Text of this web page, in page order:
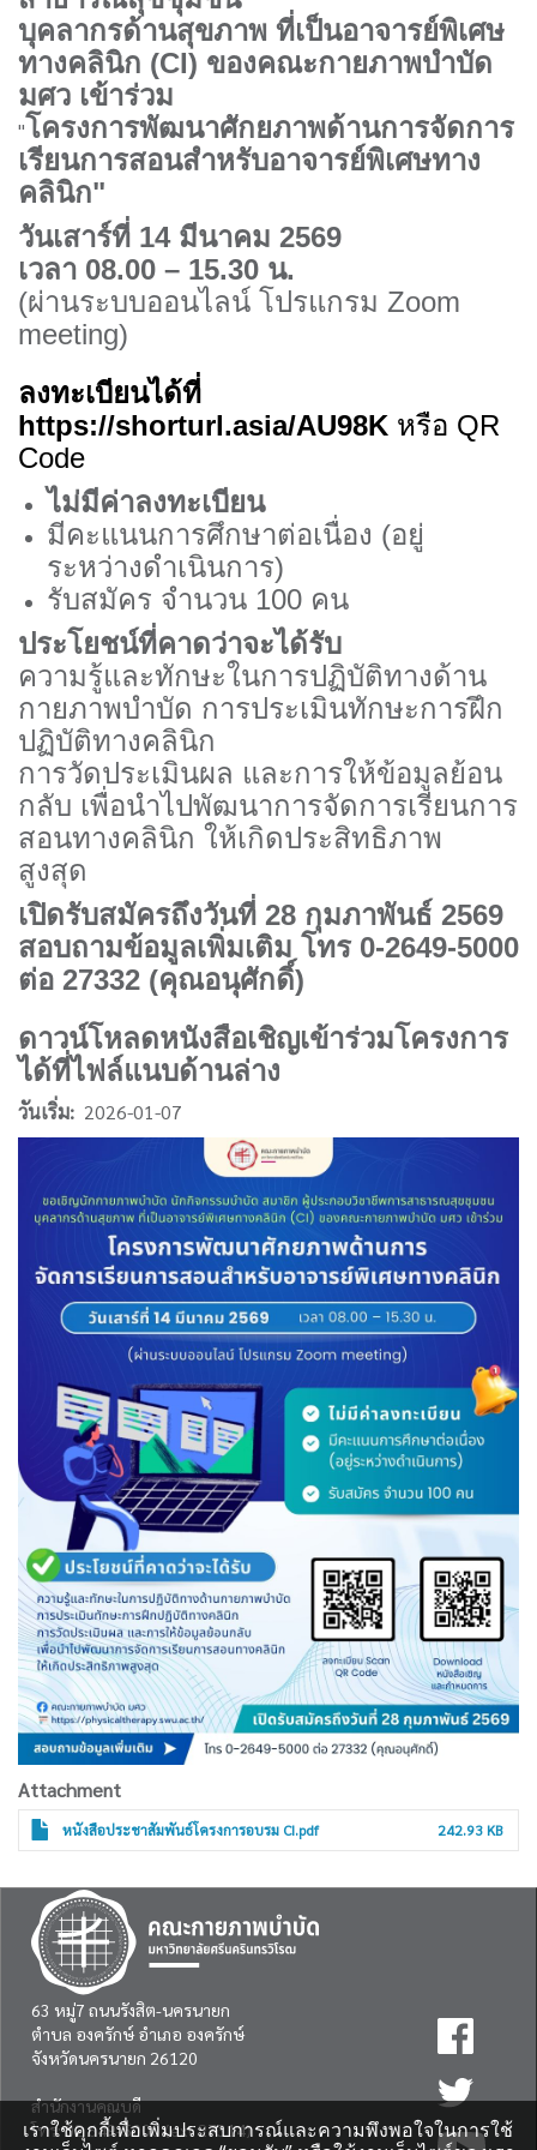
บุคลากรด้านสุขภาพ ที่เป็นอาจารย์พิเศษ
ทางคลินิก (CI) ของคณะกายภาพบำบัด
มศว เข้าร่วม
"โครงการพัฒนาศักยภาพด้านการจัดการ
เรียนการสอนสำหรับอาจารย์พิเศษทาง
คลินิก"
วันเสาร์ที่ 14 มีนาคม 2569
เวลา 08.00 – 15.30 น.
(ผ่านระบบออนไลน์ โปรแกรม Zoom
meeting)
ลงทะเบียนได้ที่
https://shorturl.asia/AU98K หรือ QR
Code
ไม่มีค่าลงทะเบียน
มีคะแนนการศึกษาต่อเนื่อง (อยู่
ระหว่างดำเนินการ)
รับสมัคร จำนวน 100 คน
ประโยชน์ที่คาดว่าจะได้รับ
ความรู้และทักษะในการปฏิบัติทางด้าน
กายภาพบำบัด การประเมินทักษะการฝึก
ปฏิบัติทางคลินิก
การวัดประเมินผล และการให้ข้อมูลย้อน
กลับ เพื่อนำไปพัฒนาการจัดการเรียนการ
สอนทางคลินิก ให้เกิดประสิทธิภาพ
สูงสุด
เปิดรับสมัครถึงวันที่ 28 กุมภาพันธ์ 2569
สอบถามข้อมูลเพิ่มเติม โทร 0-2649-5000
ต่อ 27332 (คุณอนุศักดิ์)
ดาวน์โหลดหนังสือเชิญเข้าร่วมโครงการ
ได้ที่ไฟล์แนบด้านล่าง
วันเริ่ม 2026-01-07
Attachment
หนังสือประชาสัมพันธ์โครงการอบรม CI.pdf 242.93 KB
63 หมู่7 ถนนรังสิต-นครนายก
ตำบล องครักษ์ อำเภอ องครักษ์
จังหวัดนครนายก 26120
สำนักงานคณบดี
โทร:02 649-5000(ext 27314)
เราใช้คุกกี้เพื่อเพิ่มประสบการณ์และความพึงพอใจในการใช้